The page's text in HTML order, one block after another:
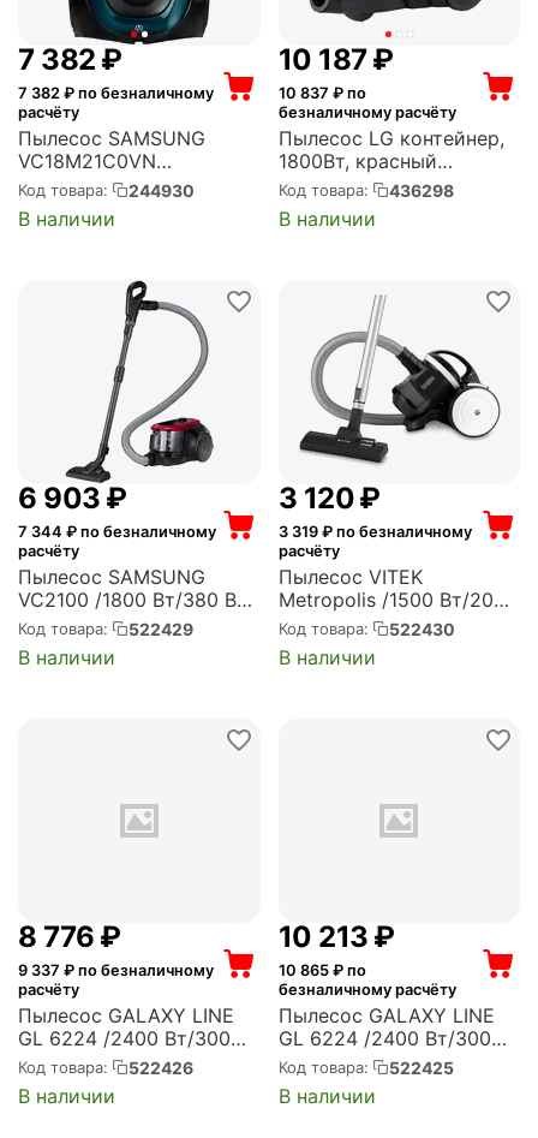
7 382 ₽
7 382 ₽ по безналичному
расчёту
Пылесос SAMSUNG
VC18M21C0VN
(VC18M21C0VN/EV)
Код товара: 244930
В наличии
10 187₽
10 837 ₽ по
безналичному расчёту
Пылесос LG контейнер,
1800Вт, красный
(VK89689HU)
Код товара: 436298
В наличии
6 903 ₽
7 344 ₽ по безналичному
расчёту
Пылесос SAMSUNG
VC2100 /1800 Вт/380 Вт/
пылесборник 1.5 л/
турбина Anti-Tangle/
шнур 6 м/красно-черный
Код товара: 522429
В наличии
3 120₽
3 319₽ по безналичному
расчёту
Пылесос VITEK
Metropolis /1500 Вт/200
Вт/пылесборник 1.8 л/
шнур 3.5 м/черный (VT-
8142)
Код товара: 522430
В наличии
8 776 ₽
9 337 ₽ по безналичному
расчёту
Пылесос GALAXY LINE
GL 6224 /2400 Вт/300
аВт/пылесборник 2 л/
шнур 5 м/черно-красный
(7040162243)
Код товара: 522426
В наличии
10 213 ₽
10 865₽ по
безналичному расчёту
Пылесос GALAXY LINE
GL 6224 /2400 Вт/300
аВт/пылесборник 2 л/
шнур 5 м/серо-голубой
(7040162248)
Код товара: 522425
В наличии